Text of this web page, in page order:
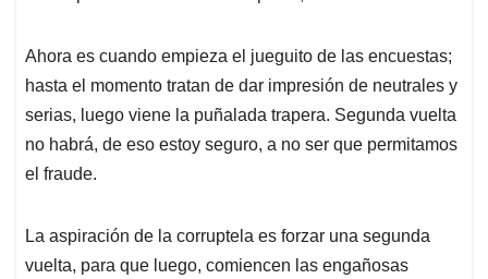
Ahora es cuando empieza el jueguito de las encuestas;
hasta el momento tratan de dar impresión de neutrales y
serias, luego viene la puñalada trapera. Segunda vuelta
no habrá, de eso estoy seguro, a no ser que permitamos
el fraude.
La aspiración de la corruptela es forzar una segunda
vuelta, para que luego, comiencen las engañosas